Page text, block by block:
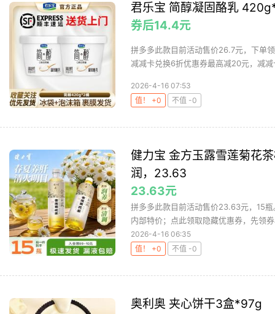
君乐宝 简醇凝固酪乳
券后14.4元
拼多多此款目前活动售价26.7元，下单
减减卡兑换6折优惠券最高减20元，减
2026-4-16 07:53
值！ +0
不值 -0
健力宝 金方玉露雪莲菊花
润，23.63
23.63元
拼多多此款目前活动售价23.63元，15
内部特价；点此领取隐藏优惠券，先领
2026-4-16 06:35
值！ +0
不值 -0
奥利奥 夹心饼干3盒*97g